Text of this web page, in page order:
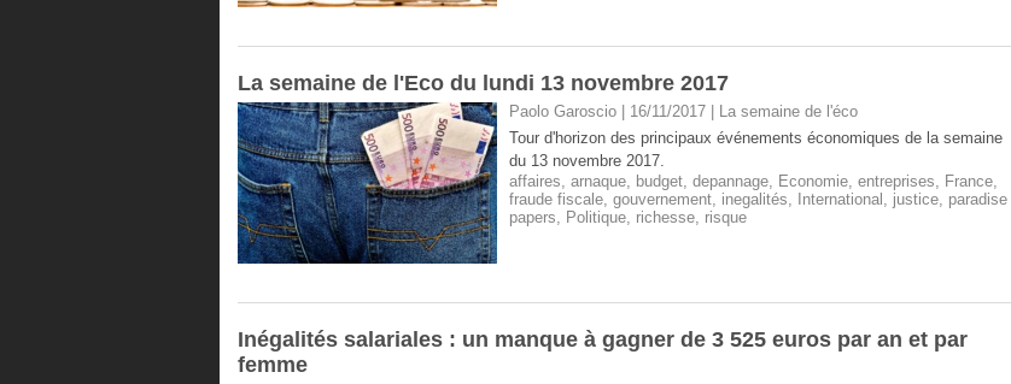
La semaine de l'Eco du lundi 13 novembre 2017
Paolo Garoscio | 16/11/2017
La semaine de l'éco
Tour d'horizon des principaux événements économiques de la semaine
du 13 novembre 2017.
affaires, arnaque, budget, depannage, Economie, entreprises, France,
fraude fiscale, gouvernement, inegalités, International , justice, paradise
papers, Politique, richesse, risque
Inégalités salariales : un manque à gagner de 3 525 euros par an et par
femme